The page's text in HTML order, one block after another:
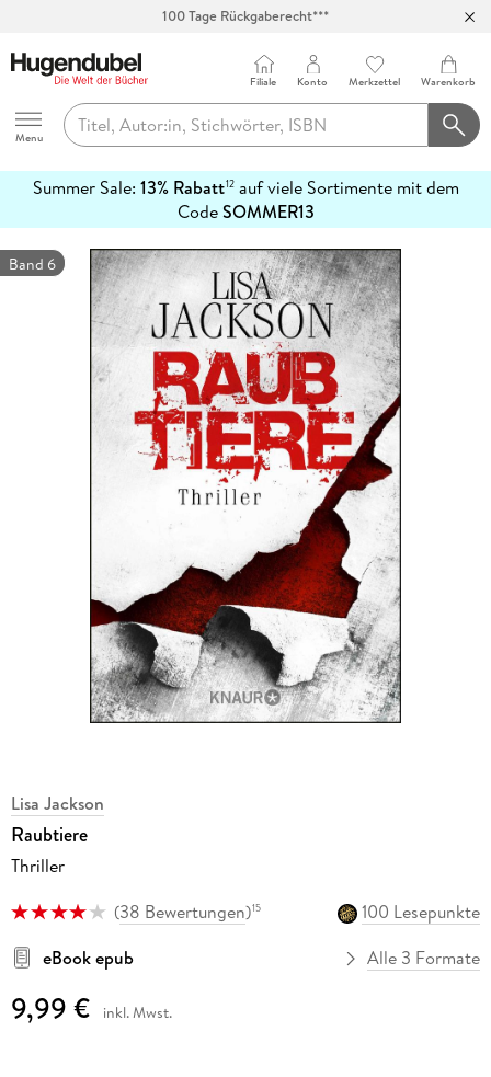
100 Tage Rückgaberecht***
Hugendubel
Menu
Filiale Konto Merkzettel Warenkorb
Summer Sale: 13% Rabatt12auf viele Sortimente mit dem
CodeSOMMER13
erfahren
Band 6
Lisa Jackson
Raubtiere
Thriller
(38 Bewertungen)15
100 Lesepunkte
eBook epub
Alle 3 Formate
9,99 € inkl. Mwst.